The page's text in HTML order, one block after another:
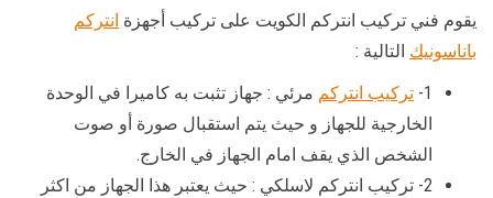
يقوم فني تركيب انتركم الكويت على تركيب أجهزة انتركم
باناسونيك التالية :
1- تركيب انتركم مرئي : جهاز تثبت به كاميرا في الوحدة
الخارجية للجهاز و حيث يتم استقبال صورة أو صوت
الشخص الذي يقف امام الجهاز في الخارج.
2- تركيب انتركم لاسلكي : حيث يعتبر هذا الجهاز من اكثر